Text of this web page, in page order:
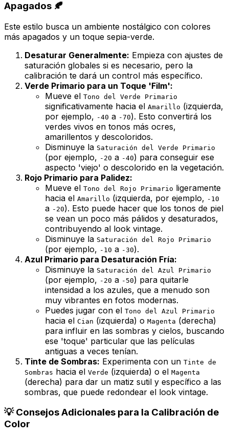
Apagados 🍂
Este estilo busca un ambiente nostálgico con colores
más apagados y un toque sepia-verde.
Desaturar Generalmente: Empieza con ajustes de
saturación globales si es necesario, pero la
calibración te dará un control más específico.
Verde Primario para un Toque 'Film':
Mueve el Tono del Verde Primario
significativamente hacia el Amarillo (izquierda,
por ejemplo, -40 a -70). Esto convertirá los
verdes vivos en tonos más ocres,
amarillentos y descoloridos.
Disminuye la Saturación del Verde Primario
(por ejemplo, -20 a -40) para conseguir ese
aspecto 'viejo' o descolorido en la vegetación.
Rojo Primario para Palidez:
Mueve el Tono del Rojo Primario ligeramente
hacia el Amarillo (izquierda, por ejemplo, -10
a -20). Esto puede hacer que los tonos de piel
se vean un poco más pálidos y desaturados,
contribuyendo al look vintage.
Disminuye la Saturación del Rojo Primario
(por ejemplo, -10 a -30).
Azul Primario para Desaturación Fría:
Disminuye la Saturación del Azul Primario
(por ejemplo, -20 a -50) para quitarle
intensidad a los azules, que a menudo son
muy vibrantes en fotos modernas.
Puedes jugar con el Tono del Azul Primario
hacia el Cian (izquierda) o Magenta (derecha)
para influir en las sombras y cielos, buscando
ese 'toque' particular que las películas
antiguas a veces tenían.
Tinte de Sombras: Experimenta con un Tinte de
Sombras hacia el Verde (izquierda) o el Magenta
(derecha) para dar un matiz sutil y específico a las
sombras, que puede redondear el look vintage.
💡 Consejos Adicionales para la Calibración de
Color